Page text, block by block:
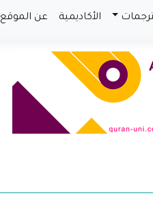
الأكاديمية عن الموقع